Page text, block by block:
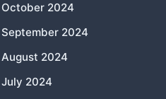
October 2024
September 2024
August 2024
July 2024